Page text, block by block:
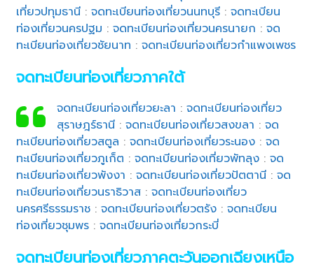
เที่ยวปทุมธานี :จดทะเบียนท่องเที่ยวนนทบุรี :จดทะเบียน
ท่องเที่ยวนครปฐม :จดทะเบียนท่องเที่ยวนครนายก :จด
ทะเบียนท่องเที่ยวชัยนาท :จดทะเบียนท่องเที่ยวกำแพงเพชร
จดทะเบียนท่องเที่ยวภาคใต้
จดทะเบียนท่องเที่ยวยะลา : จดทะเบียนท่องเที่ยว
สุราษฎร์ธานี: จดทะเบียนท่องเที่ยวสงขลา : จด
ทะเบียนท่องเที่ยวสตูล :จดทะเบียนท่องเที่ยวระนอง :จด
ทะเบียนท่องเที่ยวภูเก็ต :จดทะเบียนท่องเที่ยวพัทลุง :จด
ทะเบียนท่องเที่ยวพังงา :จดทะเบียนท่องเที่ยวปัตตานี :จด
ทะเบียนท่องเที่ยวนราธิวาส :จดทะเบียนท่องเที่ยว
นครศรีธรรมราช :จดทะเบียนท่องเที่ยวตรัง :จดทะเบียน
ท่องเที่ยวชุมพร :จดทะเบียนท่องเที่ยวกระบี่
จดทะเบียนท่องเที่ยวภาคตะวันออกเฉียงเหนือ